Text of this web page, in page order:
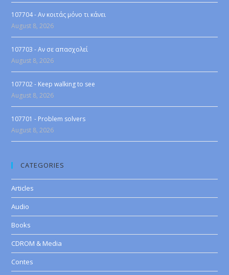
107704 - Αν κοιτάς μόνο τι κάνει
August 8, 2026
107703 - Αν σε απασχολεί
August 8, 2026
107702 - Keep walking to see
August 8, 2026
107701 - Problem solvers
August 8, 2026
CATEGORIES
Articles
Audio
Books
CDROM & Media
Contes